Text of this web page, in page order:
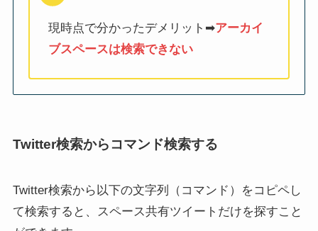
現時点で分かったデメリット➡︎アーカイ
ブスペースは検索できない
Twitter検索からコマンド検索する
Twitter検索から以下の文字列（コマンド）をコピペし
て検索すると、スペース共有ツイートだけを探すこと